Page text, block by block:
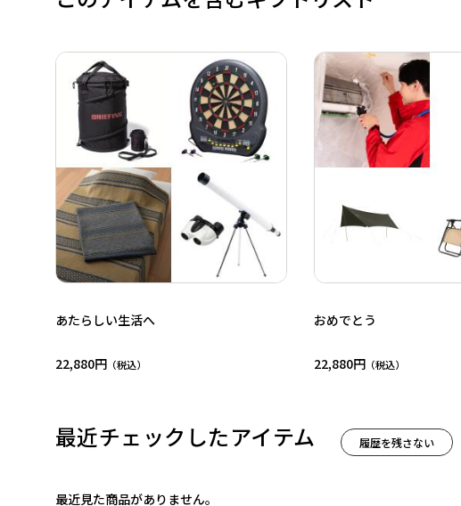
あたらしい生活へ
22,880円
おめでとう
22,880円
最近チェックしたアイテム
最近見た商品がありません。
履歴を残さない